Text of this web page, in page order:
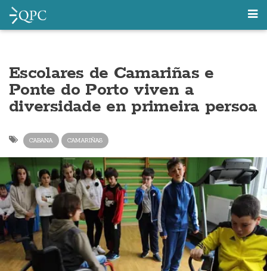
Escolares de Camariñas e
Ponte do Porto viven a
diversidade en primeira persoa
CABANA CAMARIÑAS